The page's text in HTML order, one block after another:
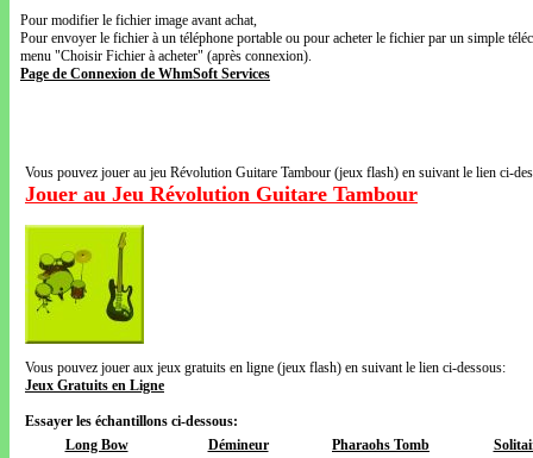
Pour modifier le fichier image avant achat,
Pour envoyer le fichier à un téléphone portable ou pour acheter le fichier par un simple
menu "Choisir Fichier à acheter" (après connexion).
Page de Connexion de WhmSoft Services
Vous pouvez jouer au jeu Révolution Guitare Tambour (jeux flash) en suivant le lien ci-
Jouer au Jeu Révolution Guitare Tambour
Vous pouvez jouer aux jeux gratuits en ligne (jeux flash) en suivant le lien ci-dessous:
Jeux Gratuits en Ligne
Essayer les échantillons ci-dessous:
Long Bow
Démineur Pharaohs Tomb